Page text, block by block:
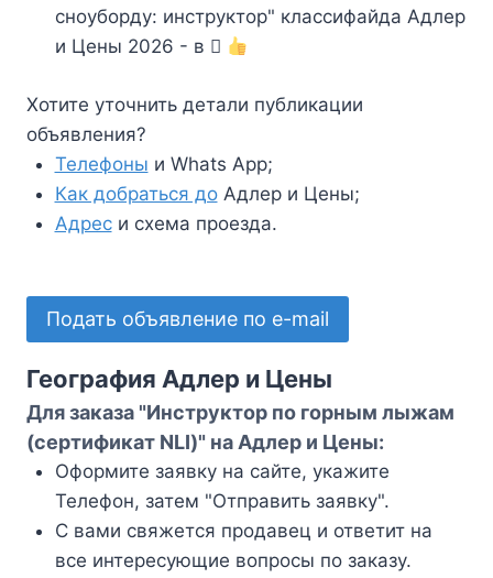
сноуборду: инструктор" классифайда Адлер
и Цены 2026 - в
Хотите уточнить детали публикации
объявления?
Телефоны и Whats App;
Как добраться доАдлер и Цены;
Адреси схема проезда.
Подать объявление по e-mail
География Адлер и Цены
Для заказа "Инструктор по горным лыжам
(сертификат NLI)" на Адлер и Цены:
Оформите заявку на сайте, укажите
Телефон, затем "Отправить заявку".
С вами свяжется продавец и ответит на
все интересующие вопросы по заказу.